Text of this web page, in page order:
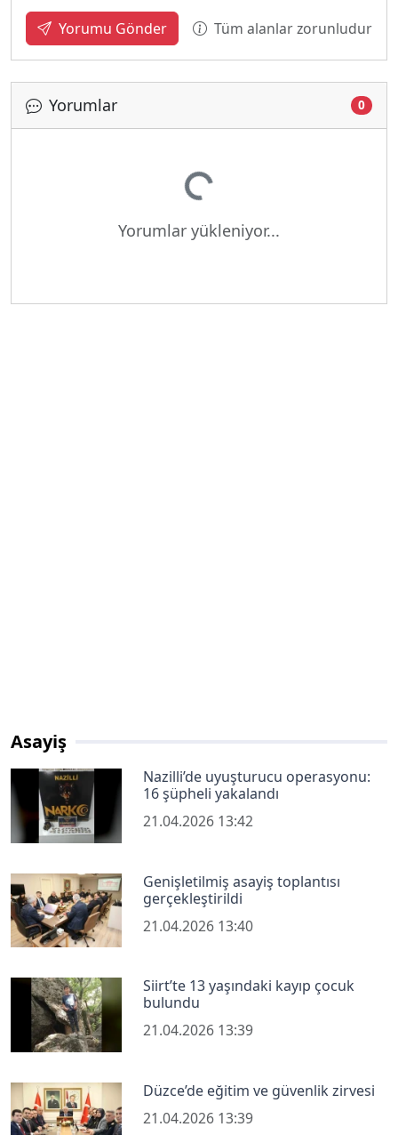
Yorumu Gönder Tüm alanlar zorunludur
Yorumlar 0
Yükleniyor...
Yorumlar yükleniyor...
Asayiş
Nazilli’de uyuşturucu operasyonu:
16 şüpheli yakalandı
21.04.2026 13:42
Genişletilmiş asayiş toplantısı
gerçekleştirildi
21.04.2026 13:40
Siirt’te 13 yaşındaki kayıp çocuk
bulundu
21.04.2026 13:39
Düzce’de eğitim ve güvenlik zirvesi
21.04.2026 13:39